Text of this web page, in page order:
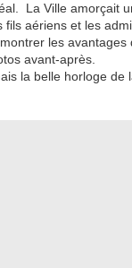
La Ville amorçait
fils aériens et les
les avantages
avant-après.
la belle horloge de